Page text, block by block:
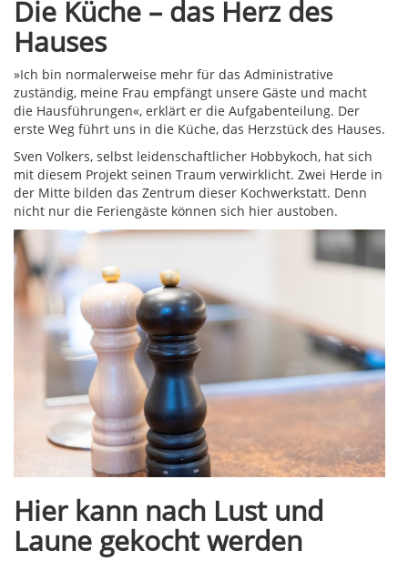
Die Küche – das Herz des
Hauses
»Ich bin normalerweise mehr für das Administrative
zuständig, meine Frau empfängt unsere Gäste und macht
die Hausführungen«, erklärt er die Aufgabenteilung. Der
erste Weg führt uns in die Küche, das Herzstück des Hauses.
Sven Volkers, selbst leidenschaftlicher Hobbykoch, hat sich
mit diesem Projekt seinen Traum verwirklicht. Zwei Herde in
der Mitte bilden das Zentrum dieser Kochwerkstatt. Denn
nicht nur die Feriengäste können sich hier austoben.
Hier kann nach Lust und
Laune gekocht werden